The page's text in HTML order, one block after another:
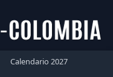
Calendario 2027